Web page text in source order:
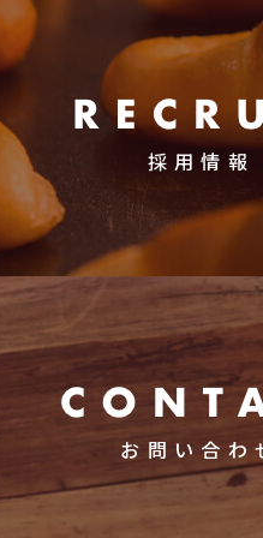
採用情報
お問い合わ